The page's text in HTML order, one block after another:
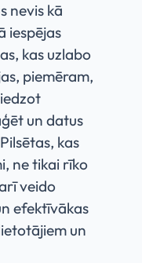
nevis kā
iespējas
kas uzlabo
piemēram,
un datus
kas
ne tikai rīko
veido
efektīvākas
un